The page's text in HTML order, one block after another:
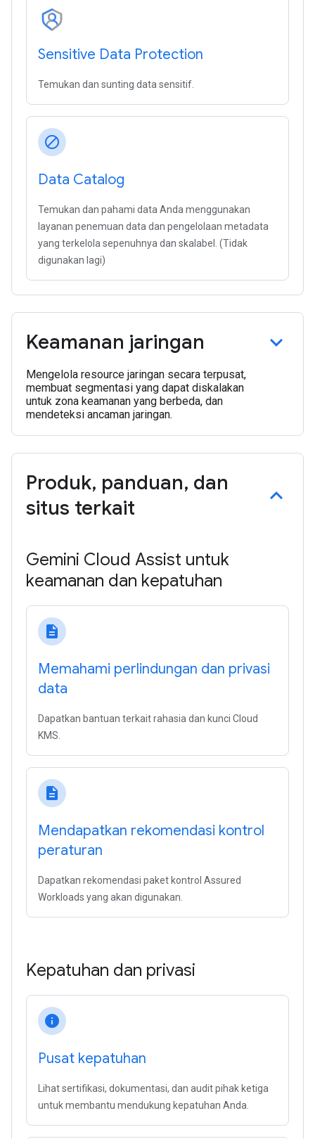
Sensitive Data Protection
Temukan dan sunting data sensitif.
block
Data Catalog
Temukan dan pahami data Anda menggunakan
layanan penemuan data dan pengelolaan metadata
yang terkelola sepenuhnya dan skalabel. (Tidak
digunakan lagi)
Keamanan jaringan
Mengelola resource jaringan secara terpusat,
membuat segmentasi yang dapat diskalakan
untuk zona keamanan yang berbeda, dan
mendeteksi ancaman jaringan.
Produk, panduan, dan
situs terkait
Gemini Cloud Assist untuk
keamanan dan kepatuhan
description
Memahami perlindungan dan privasi
data
Dapatkan bantuan terkait rahasia dan kunci Cloud
KMS.
description
Mendapatkan rekomendasi kontrol
peraturan
Dapatkan rekomendasi paket kontrol Assured
Workloads yang akan digunakan.
Kepatuhan dan privasi
info
Pusat kepatuhan
Lihat sertifikasi, dokumentasi, dan audit pihak ketiga
untuk membantu mendukung kepatuhan Anda.